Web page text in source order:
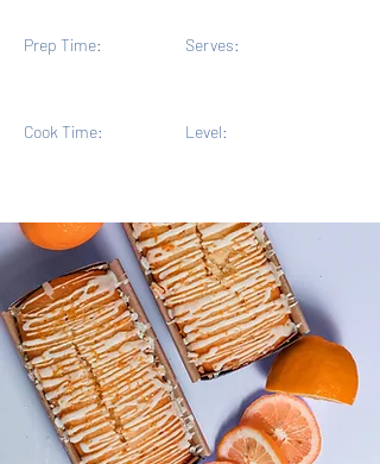
Prep Time:
Cook Time:
Serves:
Level: